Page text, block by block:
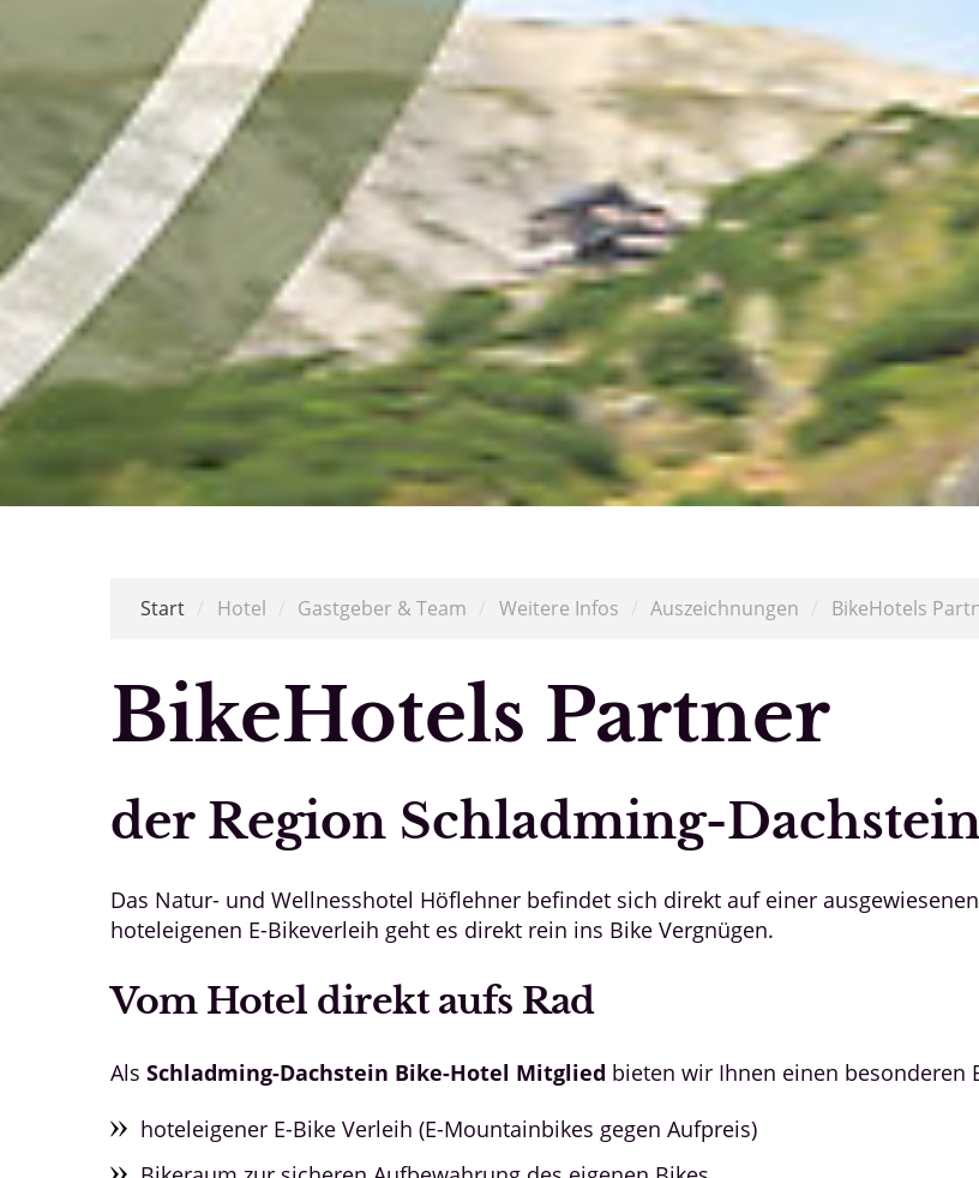
Start Hotel Gastgeber & Team Weitere Infos Auszeichnungen BikeHotels
BikeHotels Partner
der Region Schladming-
Das Natur- und Wellnesshotel Höflehner befindet sich direkt auf einer
hoteleigenen E-Bikeverleih geht es direkt rein ins Bike Vergnügen.
Vom Hotel direkt aufs Rad
Als Schladming-Dachstein Bike-Hotel Mitglied bieten wir Ihnen einen besonderen
hoteleigener E-Bike Verleih (E-Mountainbikes gegen Aufpreis)